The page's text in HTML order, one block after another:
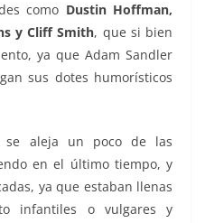
como Dustin Hoffman,
y Cliff Smith, que si bien
ya que Adam Sandler
sus dotes humorísticos
se aleja un poco de las
en el último tiempo, y
ya que estaban llenas
infantiles o vulgares y